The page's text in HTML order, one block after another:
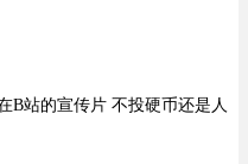
B站的宣传片 不投硬币还是人